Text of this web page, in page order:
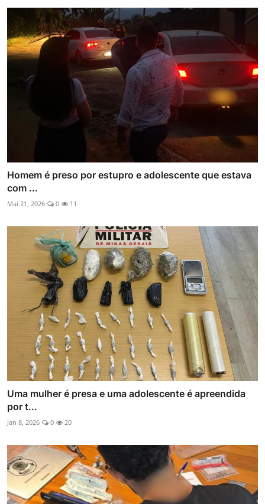
Homem é preso por estupro e adolescente que estava
com ...
Mai 21, 2026 0 11
Uma mulher é presa e uma adolescente é apreendida
por t...
Jan 8, 2026 0 20